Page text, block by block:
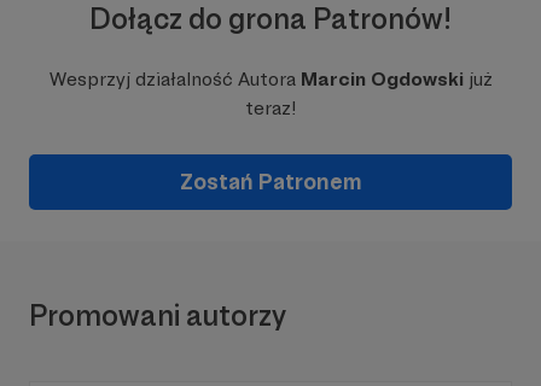
Dołącz do grona Patronów!
Wesprzyj działalność Autora Marcin Ogdowski już
teraz!
Zostań Patronem
Promowani autorzy